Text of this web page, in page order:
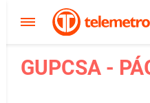
GUPCSA -